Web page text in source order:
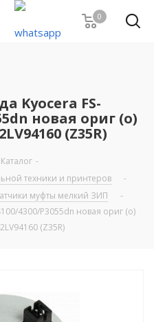
0
Kyocera FS-
новая ориг (о)
(Z35R)
Каталог -
техники и принтеров
-
муфты мелкий ЗИП
-
4300/P3055dn новая ориг (о)
(Z35R)